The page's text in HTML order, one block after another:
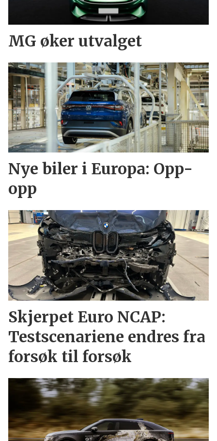
MG øker utvalget
Nye biler i Europa: Opp-
opp
Skjerpet Euro NCAP:
Testscenariene endres fra
forsøk til forsøk